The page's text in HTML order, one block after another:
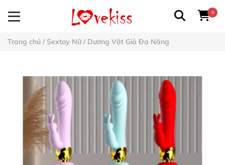
0
Trang chủ / Sextoy Nữ/ Dương Vật Giả Đa Năng